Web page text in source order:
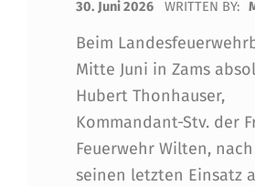
30. Juni 2026 WRITTEN BY:
Beim
Mitte Juni in Zams
Hubert Thonhauser,
Kommandant-Stv. der
Feuerwehr Wilten, nach
seinen letzten Einsatz